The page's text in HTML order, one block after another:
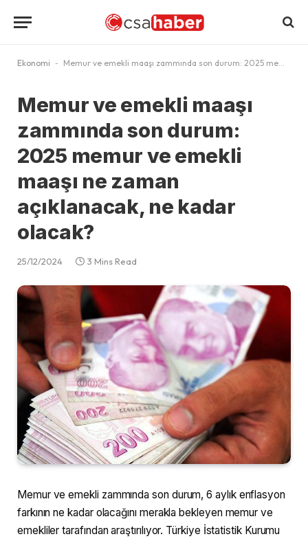
Ekonomi - Memur ve emekli maaşı zammında son durum: 2025 memur ve emekli maaşı ne zaman açıklanacak, ne kadar olacak?
Memur ve emekli maaşı
zammında son durum:
2025 memur ve emekli
maaşı ne zaman
açıklanacak, ne kadar
olacak?
25/12/2024 3 Mins Read
Memur ve emekli zammında son durum, 6 aylık enflasyon
farkının ne kadar olacağını merakla bekleyen memur ve
emekliler tarafından araştırılıyor. Türkiye İstatistik Kurumu